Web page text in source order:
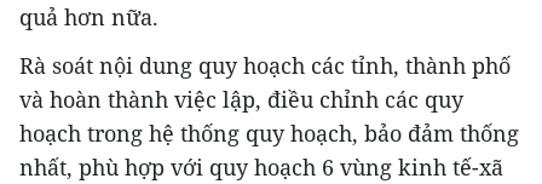
quả hơn nữa.
Rà soát nội dung quy hoạch các tỉnh, thành phố
và hoàn thành việc lập, điều chỉnh các quy
hoạch trong hệ thống quy hoạch, bảo đảm thống
nhất, phù hợp với quy hoạch 6 vùng kinh tế-xã